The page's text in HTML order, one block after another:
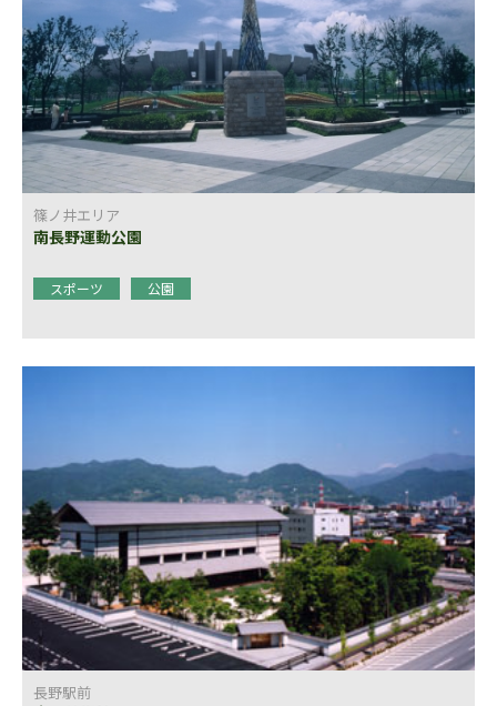
篠ノ井エリア
南長野運動公園
スポーツ 公園
長野駅前